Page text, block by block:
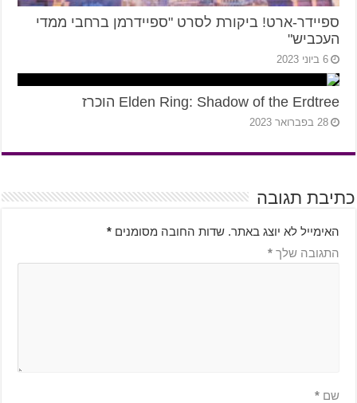
ספיידר-ארט! ביקורת לסרט "ספיידרמן ברחבי ממדי
העכביש"
6 ביוני 2023
Elden Ring: Shadow of the Erdtree הוכרז
28 בפברואר 2023
כתיבת תגובה
האימייל לא יוצג באתר. שדות החובה מסומנים *
התגובה שלך *
שם *